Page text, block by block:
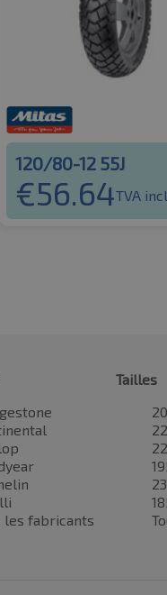
120/80-12 55J
€56.64TVA
les fabricants
Tailles